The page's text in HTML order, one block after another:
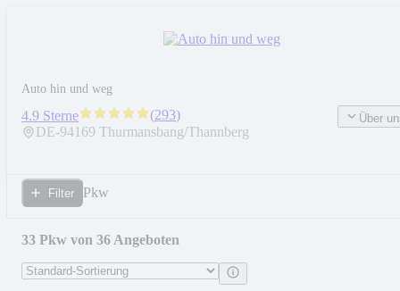
Auto hin und weg
4.9 Sterne (293)
DE-94169 Thurmansbang/Thannberg
Über
Filter Pkw
33 Pkw von 36 Angeboten